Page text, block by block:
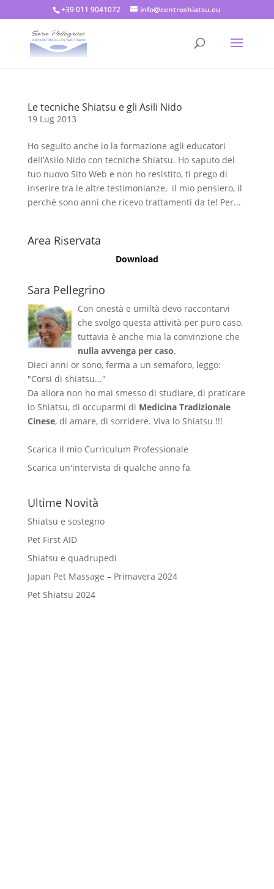
+39 011 9041072 info@centroshiatsu.eu
Le tecniche Shiatsu e gli Asili Nido
19 Lug 2013
Ho seguito anche io la formazione agli educatori
dell’Asilo Nido con tecniche Shiatsu. Ho saputo del
tuo nuovo Sito Web e non ho resistito, ti prego di
inserire tra le altre testimonianze, il mio pensiero, il
perché sono anni che ricevo trattamenti da te! Per...
Area Riservata
Download
Sara Pellegrino
Con onestà e umiltà devo raccontarvi
che svolgo questa attività per puro caso,
tuttavia è anche mia la convinzione che
nulla avvenga per caso.
Dieci anni or sono, ferma a un semaforo, leggo:
"Corsi di shiatsu..."
Da allora non ho mai smesso di studiare, di praticare
lo Shiatsu, di occuparmi di Medicina Tradizionale
Cinese, di amare, di sorridere. Viva lo Shiatsu !!!
Scarica il mio Curriculum Professionale
Scarica un'intervista di qualche anno fa
Ultime Novità
Shiatsu e sostegno
Pet First AID
Shiatsu e quadrupedi
Japan Pet Massage – Primavera 2024
Pet Shiatsu 2024